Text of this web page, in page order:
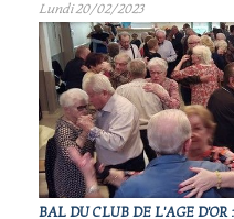
Lundi 20/02/2023
BAL DU CLUB DE L'AGE D'OR